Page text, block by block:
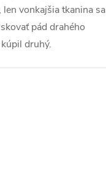
vonkajšia tkanina sa
pád drahého
druhý.